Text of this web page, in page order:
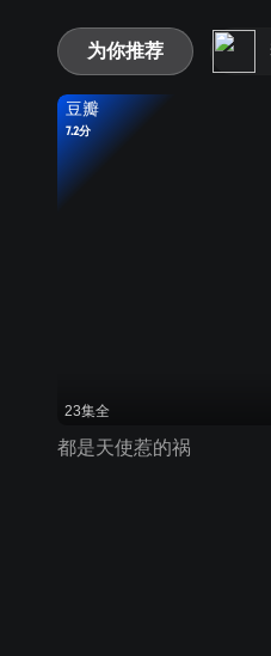
为你推荐
豆瓣
7.2分
23集全
都是天使惹的祸